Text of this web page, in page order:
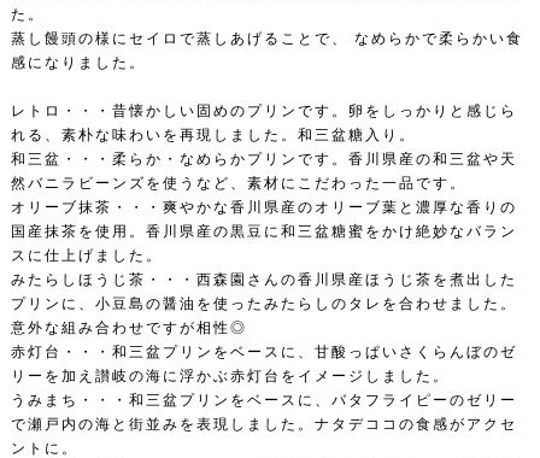
た。
蒸し饅頭の様にセイロで蒸しあげることで、 なめらかで柔らかい食
感になりました。
レトロ・・・昔懐かしい固めのプリンです。卵をしっかりと感じら
れる、素朴な味わいを再現しました。和三盆糖入り。
和三盆・・・柔らか・なめらかプリンです。香川県産の和三盆や天
然バニラビーンズを使うなど、素材にこだわった一品です。
オリーブ抹茶・・・爽やかな香川県産のオリーブ葉と濃厚な香りの
国産抹茶を使用。香川県産の黒豆に和三盆糖蜜をかけ絶妙なバラン
スに仕上げました。
みたらしほうじ茶・・・西森園さんの香川県産ほうじ茶を煮出した
プリンに、小豆島の醤油を使ったみたらしのタレを合わせました。
意外な組み合わせですが相性◎
赤灯台・・・和三盆プリンをベースに、甘酸っぱいさくらんぼのゼ
リーを加え讃岐の海に浮かぶ赤灯台をイメージしました。
うみまち・・・和三盆プリンをベースに、バタフライピーのゼリー
で瀬戸内の海と街並みを表現しました。ナタデココの食感がアクセ
ントに。